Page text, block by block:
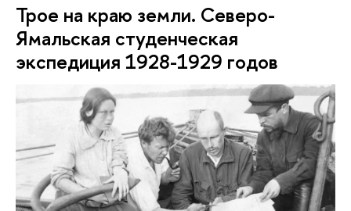
Трое на краю земли. Северо-
Ямальская студенческая
экспедиция 1928-1929 годов